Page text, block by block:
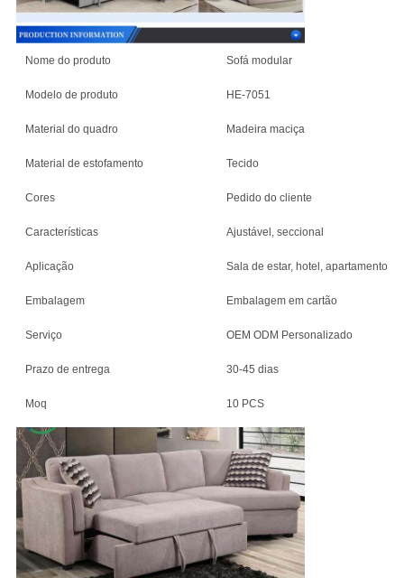
Nome do produto Sofá modular
Modelo de produto HE-7051
Material do quadro Madeira maciça
Material de estofamento Tecido
Cores Pedido do cliente
Características Ajustável, seccional
Aplicação Sala de estar, hotel, apartamento,
Embalagem Embalagem em cartão
Serviço OEM ODM Personalizado
Prazo de entrega 30-45 dias
Moq 10 PCS